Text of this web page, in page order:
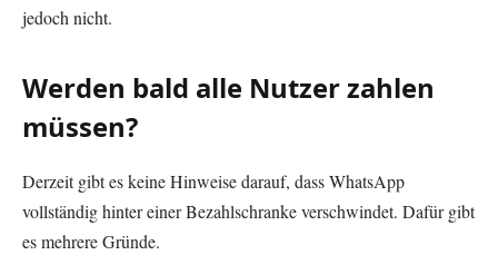
jedoch nicht.
Werden bald alle Nutzer zahlen
müssen?
Derzeit gibt es keine Hinweise darauf, dass WhatsApp
vollständig hinter einer Bezahlschranke verschwindet. Dafür gibt
es mehrere Gründe.